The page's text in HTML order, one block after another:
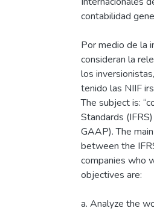
contabilidad
Por medio de la
consideran la
los
tenido las NIIF
The subject is:
Standards
GAAP). The
between the
companies who
objectives are:
a. Analyze the